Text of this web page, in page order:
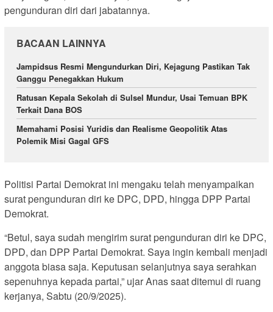
pengunduran diri dari jabatannya.
BACAAN LAINNYA
Jampidsus Resmi Mengundurkan Diri, Kejagung Pastikan Tak
Ganggu Penegakkan Hukum
Ratusan Kepala Sekolah di Sulsel Mundur, Usai Temuan BPK
Terkait Dana BOS
Memahami Posisi Yuridis dan Realisme Geopolitik Atas
Polemik Misi Gagal GFS
Politisi Partai Demokrat ini mengaku telah menyampaikan
surat pengunduran diri ke DPC, DPD, hingga DPP Partai
Demokrat.
“Betul, saya sudah mengirim surat pengunduran diri ke DPC,
DPD, dan DPP Partai Demokrat. Saya ingin kembali menjadi
anggota biasa saja. Keputusan selanjutnya saya serahkan
sepenuhnya kepada partai,” ujar Anas saat ditemui di ruang
kerjanya, Sabtu (20/9/2025).